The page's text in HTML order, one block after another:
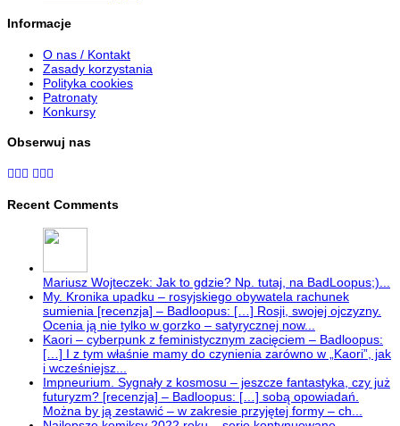
Informacje
O nas / Kontakt
Zasady korzystania
Polityka cookies
Patronaty
Konkursy
Obserwuj nas
Recent Comments
Mariusz Wojteczek: Jak to gdzie? Np. tutaj, na BadLoopus;)...
My. Kronika upadku – rosyjskiego obywatela rachunek
sumienia [recenzja] – Badloopus: […] Rosji, swojej ojczyzny.
Ocenia ją nie tylko w gorzko – satyrycznej now...
Kaori – cyberpunk z feministycznym zacięciem – Badloopus:
[…] I z tym właśnie mamy do czynienia zarówno w „Kaori”, jak
i wcześniejsz...
Impneurium. Sygnały z kosmosu – jeszcze fantastyka, czy już
futuryzm? [recenzja] – Badloopus: […] sobą opowiadań.
Można by ją zestawić – w zakresie przyjętej formy – ch...